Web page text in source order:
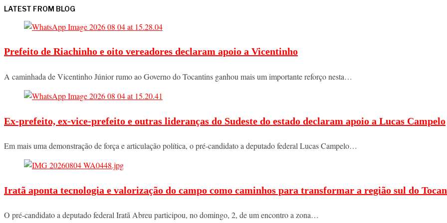
LATEST FROM BLOG
Prefeito de Riachinho e oito vereadores declaram apoio a Vicentinho
A caminhada de Vicentinho Júnior rumo ao Governo do Tocantins ganhou mais um importante reforço nesta…
Ex-prefeito, ex-vice-prefeito e outras lideranças do Sudeste do estado declaram apoio a Lucas Campelo
Em mais uma demonstração de força e articulação política, o pré-candidato a deputado federal Lucas Campelo…
Iratã aponta tecnologia e valorização do campo como caminhos para transformar a região sul do
O pré-candidato a deputado federal Iratã Abreu participou, no domingo, 2, de um encontro a zona…